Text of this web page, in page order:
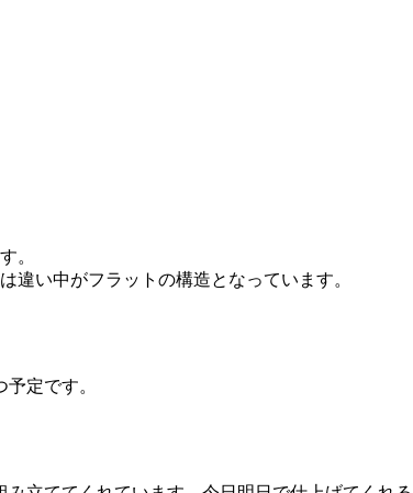
。
違い中がフラットの構造となっています。
定です。